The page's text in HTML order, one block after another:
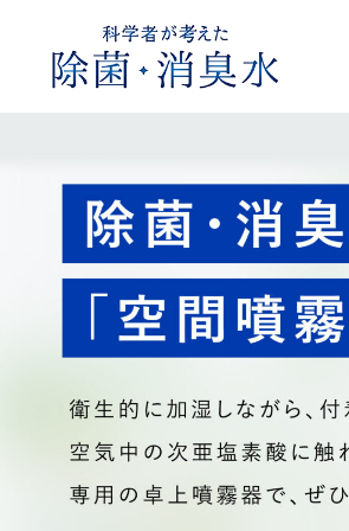
親カテゴリ
価格帯